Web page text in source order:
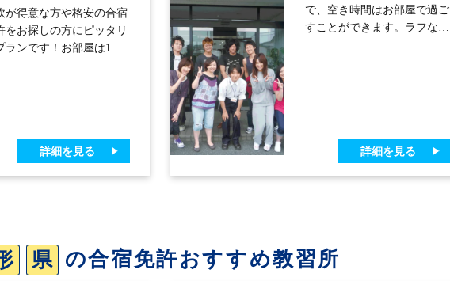
とも。思い立ったら早めの決
断･お…
が得意な方や格安の合宿
をお探しの方にピッタリ
ランです！お部屋は1K
他に、飲食店もあります
提携6店舗から選んで外
なりま…
詳細を見る
で、空き時間はお部屋で過ご
すことができます。ラフな格
詳細を見る
県 の合宿免許おすすめ教習所